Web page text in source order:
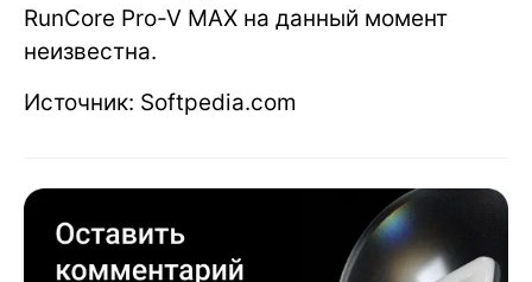
RunCore Pro-V MAX на данный момент
неизвестна.
Источник: Softpedia.com